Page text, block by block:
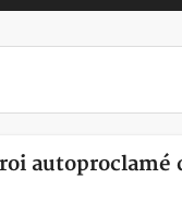
autoproclamé